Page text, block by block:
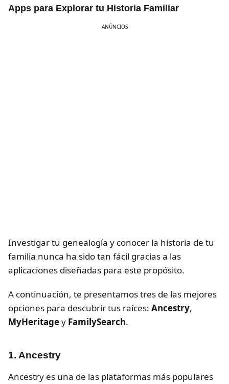
Apps para Explorar tu Historia Familiar
ANÚNCIOS
Investigar tu genealogía y conocer la historia de tu
familia nunca ha sido tan fácil gracias a las
aplicaciones diseñadas para este propósito.
A continuación, te presentamos tres de las mejores
opciones para descubrir tus raíces: Ancestry,
MyHeritagey FamilySearch.
1. Ancestry
Ancestry es una de las plataformas más populares